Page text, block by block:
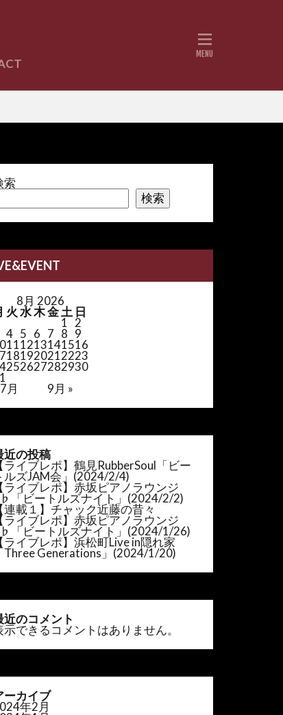
索
検索
8月 2026
火 水木金土 日
1 2
4 5 6 7 8 9
111213141516
181920212223
252627282930
月 9月 »
近の投稿
ライブレポ】鶴見RubberSoul「ビー
ルズJAM会」(2024/2/4)
ライブレポ】赤坂ピアノラウンジ
「ビートルズナイト」(2024/2/2)
【連載１】チャック近藤の昔々
【ライブレポ】赤坂ピアノラウンジ
「ビートルズナイト」(2024/1/26)
【ライブレポ】浜松町Live in隠れ家
「Three Generations」(2024/1/20)
近のコメント
示できるコメントはありません。
ーカイブ
年2月